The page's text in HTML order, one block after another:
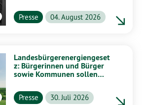
Presse 04. August 2026
Landesbürgerenergiengeset
z: Bürgerinnen und Bürger
sowie Kommunen sollen
profitieren
Presse 30. Juli 2026